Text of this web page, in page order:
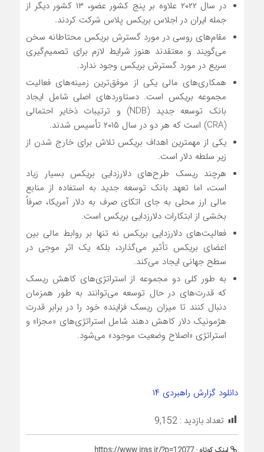
در سال ۲۰۲۲ علاوه بر پنج کشور عضو، ۱۳ کشور دیگر از
جمله ایران در اجلاس بریکس پلاس شرکت کردند.
مقام‌های روسی در مورد گسترش بریکس محتاطانه سخن
می‌گویند و معتقدند هنوز شرایط لازم برای تصمیم‌گیری
سریع در مورد گسترش بریکس وجود ندارد.
همکاری‌های مالی یکی از موفق‌ترین زمینه‌های فعالیت
مجموعه بریکس است. دستاوردهای اصلی شامل ایجاد
بانک توسعه جدید (NDB) و ترتیبات ذخایر احتمالی
(CRA) است که هر دو در سال ۲۰۱۵ تأسیس شدند.
یکی از مهمترین اهداف بریکس تلاش برای خارج شدن از
زیر سلطه دلار است.
هرچند ریسک طرح‌های دلارزدایی بریکس بسیار زیاد
است، اما تعهد بانک توسعه جدید به استفاده از منابع
مالی ارز محلی به جای اتکای صرف به دلار آمریکا، صرفاً
بخشی از ابتکارات دلارزدایی بریکس است.
فعالیت‌های دلارزدایی بریکس نه تنها بر روابط مالی بین
اعضای بریکس تأثیر می‌گذارد، بلکه یک اثر موجی در
سطح جهانی ایجاد می‌کند.
به طور کلی دو مجموعه از استراتژی‌های کاهش ریسک
که قدرت‌های در حال توسعه می‌توانند به طور همزمان
دنبال کنند تا میزان ریسک فزاینده خود را در برابر قدرت
هژمونیک دلار کاهش دهند شامل استراتژی‌های «مجزا» و
استراتژی «اصلاح وضعیت موجود»‌ می‌شود.
دانلود گزارش راهبردی ۱۴
تعداد بازدید : 9,152